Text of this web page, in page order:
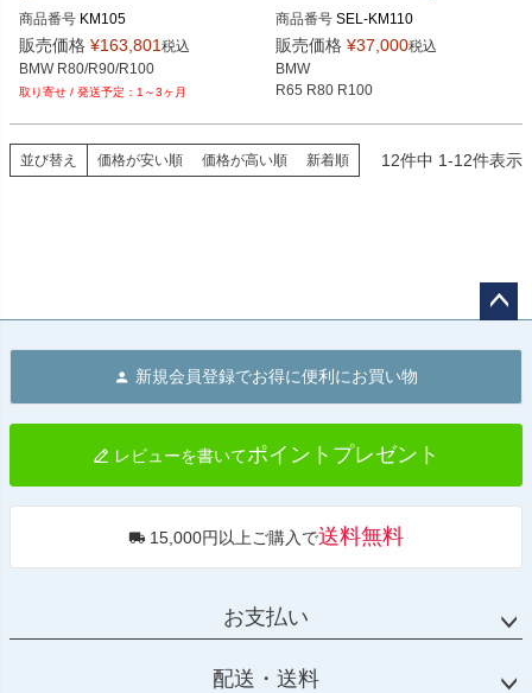
商品番号 KM105
BMW - Full Exhaust System "Speed"
販売価格 ¥163,801税込
BMW R80/R90/R100
1～3ヶ月
商品番号 SEL-KM110
販売価格 ¥37,000税込
BMW
R65 R80 R100
並び替え 価格が安い順 価格が高い順 新着順 12件中 1-12件表示
へ
新規会員登録でお得に便利にお買い物
レビューを書いてポイントプレゼント
15,000円以上ご購入で送料無料
お支払い
配送・送料